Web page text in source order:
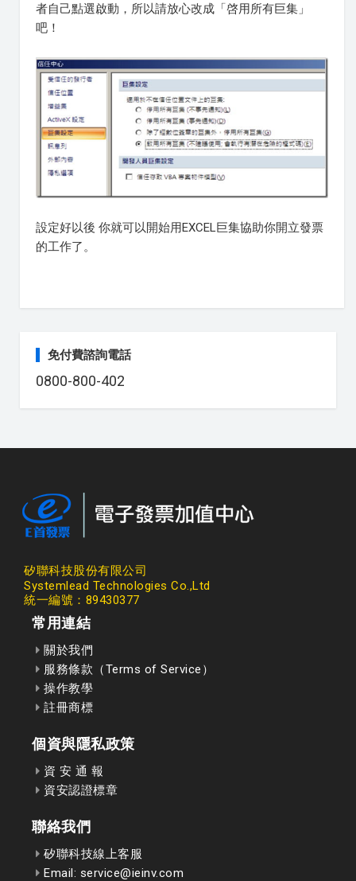
者自己點選啟動，所以請放心改成「啓用所有巨集」
吧！
設定好以後 你就可以開始用EXCEL巨集協助你開立發票
的工作了。
免付費諮詢電話
0800-800-402
矽聯科技股份有限公司
Systemlead Technologies Co.,Ltd
統一編號：89430377
常用連結
關於我們
服務條款（Terms of Service）
操作教學
註冊商標
個資與隱私政策
資 安 通 報
資安認證標章
聯絡我們
矽聯科技線上客服
Email: service@ieinv.com